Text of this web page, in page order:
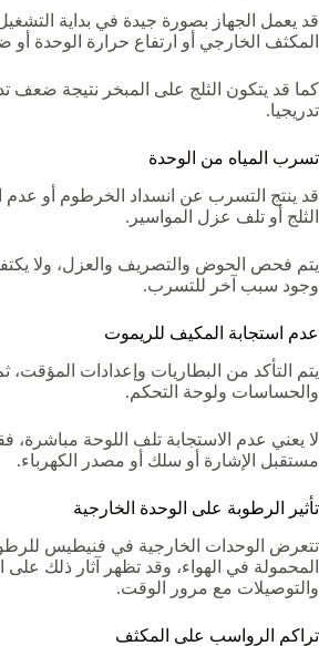
قد يعمل الجهاز بصورة جيدة في بداية
المكثف الخارجي أو ارتفاع حرارة الوحدة
كما قد يتكون الثلج على المبخر نتيجة ضعف
تدريجيا.
تسرب المياه من الوحدة
قد ينتج التسرب عن انسداد الخرطوم أو عدم
الثلج أو تلف عزل المواسير.
يتم فحص الحوض والتصريف والعزل، ولا
وجود سبب آخر للتسرب.
عدم استجابة المكيف للريموت
يتم التأكد من البطاريات وإعدادات
والحساسات ولوحة التحكم.
لا يعني عدم الاستجابة تلف اللوحة
مستقبل الإشارة أو سلك أو مصدر الكهرباء.
تأثير الرطوبة على الوحدة الخارجية
تتعرض الوحدات الخارجية في فنيطيس
المحمولة في الهواء، وقد تظهر آثار ذلك
والتوصيلات مع مرور الوقت.
تراكم الرواسب على المكثف